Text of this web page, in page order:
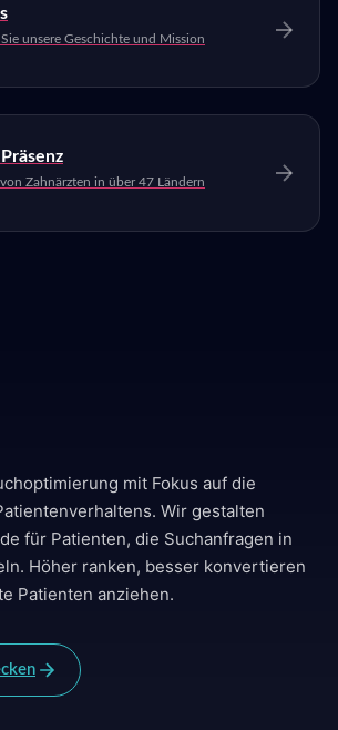
unsere Geschichte und Mission
Zahnärzten in über 47 Ländern
mit Fokus auf die
Wir gestalten
für Patienten, die Suchanfragen in
Höher ranken, besser konvertieren
Patienten anziehen.